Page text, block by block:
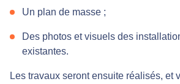
Un plan de masse ;
Des photos et visuels des
existantes.
Les travaux seront ensuite réalisés, et